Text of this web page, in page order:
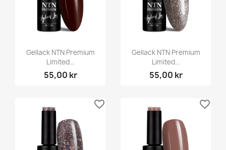
Gellack NTN Premium
Limited...
55,00 kr
Gellack NTN Premium
Limited...
55,00 kr
favorite_border favorite_border